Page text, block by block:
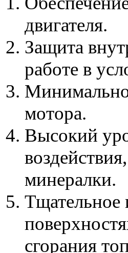
двигателя.
Защита
работе в
мотора.
Высокий
минералки.
Тщательное
сгорания